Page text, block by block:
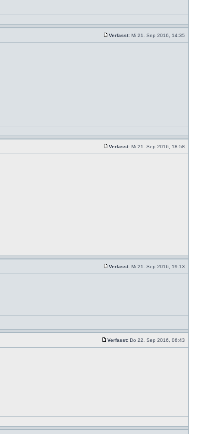
Verfasst: Mi 21. Sep 2016, 14:35
Verfasst: Mi 21. Sep 2016, 18:58
Verfasst: Mi 21. Sep 2016, 19:13
Verfasst: Do 22. Sep 2016, 06:43